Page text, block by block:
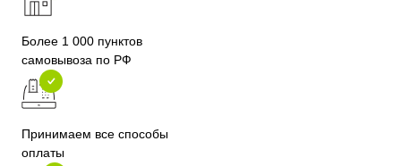
Более 1 000 пунктов
самовывоза по РФ
Принимаем все способы
оплаты